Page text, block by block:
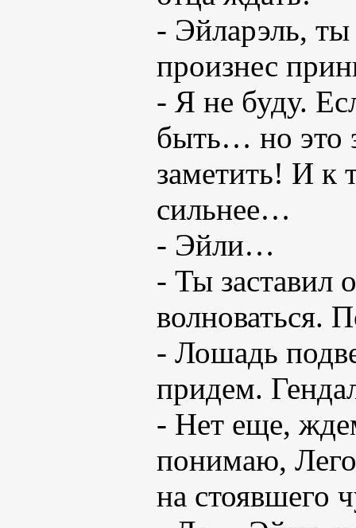
- Эйларэль,
произнес
- Я не буду.
быть… но это
заметить! И к
сильнее…
- Эйли…
- Ты заставил
волноваться.
- Лошадь
придем.
- Нет еще,
понимаю,
на стоявшего